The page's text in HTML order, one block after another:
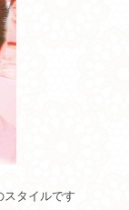
スタイルです